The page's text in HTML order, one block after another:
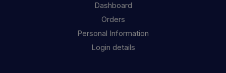
Dashboard
Orders
Personal Information
Login details